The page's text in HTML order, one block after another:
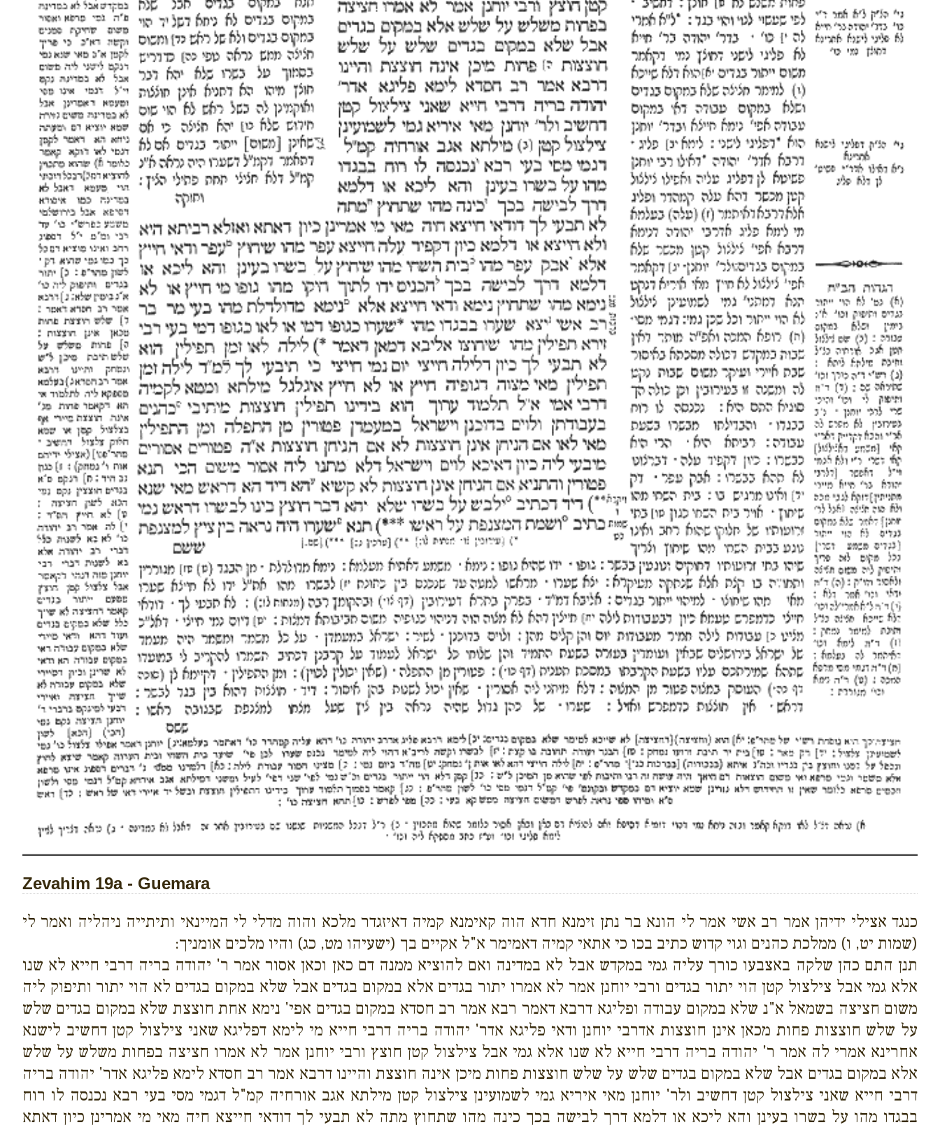
Zevahim 19a - Guemara
כנגד אצילי ידיהן אמר רב אשי אמר לי הונא בר נתן זימנא חדא הוה קאימנא קמיה דאיזגדר מלכא והוה מדלי לי המיינאי ותיתייה ניהליה ואמר לי
(שמות יט, ו) ממלכת כהנים וגוי קדוש כתיב בכו כי אתאי קמיה דאמימר א"ל אקיים בך (ישעיהו מט, כג) והיו מלכים אומניך:
תנן התם כהן שלקה באצבעו כורך עליה גמי במקדש אבל לא במדינה ואם להוציא ממנה דם כאן וכאן אסור אמר ר' יהודה בריה דרבי חייא לא שנו
אלא גמי אבל צילצול קטן הוי יתור בגדים ורבי יוחנן אמר לא אמרו יתור בגדים אלא במקום בגדים אבל שלא במקום בגדים לא הוי יתור ותיפוק ליה
משום חציצה בשמאל א"נ שלא במקום עבודה ופליגא דרבא דאמר רבא אמר רב חסדא במקום בגדים אפי' נימא אחת חוצצת שלא במקום בגדים שלש
על שלש חוצצות פחות מכאן אינן חוצצות אדרבי יוחנן ודאי פליגא אדר' יהודה בריה דרבי חייא מי לימא דפליגא שאני צילצול קטן דחשיב לישנא
אחרינא אמרי לה אמר ר' יהודה בריה דרבי חייא לא שנו אלא גמי אבל צילצול קטן חוצץ ורבי יוחנן אמר לא אמרו חציצה בפחות משלש על שלש
אלא במקום בגדים אבל שלא במקום בגדים שלש על שלש חוצצות פחות מיכן אינה חוצצת והיינו דרבא אמר רב חסדא לימא פליגא אדר' יהודה בריה
דרבי חייא שאני צילצול קטן דחשיב ולר' יוחנן מאי איריא גמי לשמועינן צילצול קטן מילתא אגב אורחיה קמ"ל דגמי מסי בעי רבא נכנסה לו רוח
בבגדו מהו על בשרו בעינן והא ליכא או דלמא דרך לבישה בכך כינה מהו שתחוץ מתה לא תבעי לך דודאי חייצא חיה מאי מי אמרינן כיון דאתא